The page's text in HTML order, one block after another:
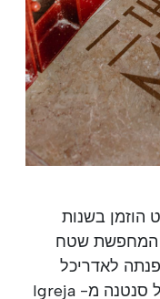
הוזמן בשנות
המחפשת שטח
לאדריכל
הכנסייה המודרניסטי שלהם, ג'ואל סנטנה מ- Igreja